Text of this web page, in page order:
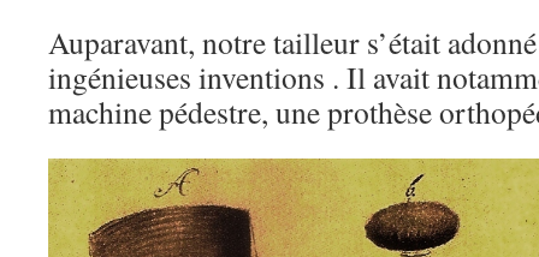
Auparavant, notre tailleur s’était
ingénieuses inventions . Il avait
machine pédestre, une prothèse